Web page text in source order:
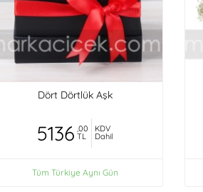
Dört Dörtlük Aşk
5136 ,00
TL
KDV
Dahil
Tüm Türkiye Aynı Gün